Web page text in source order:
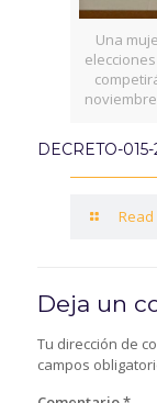
Una
DECRETO-
Deja un
Tu dirección de
campos